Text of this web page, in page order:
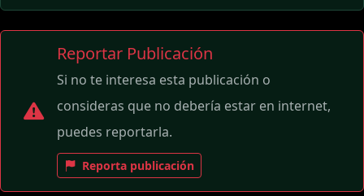
Reportar Publicación
Si no te interesa esta publicación o
consideras que no debería estar en internet,
puedes reportarla.
Reporta publicación